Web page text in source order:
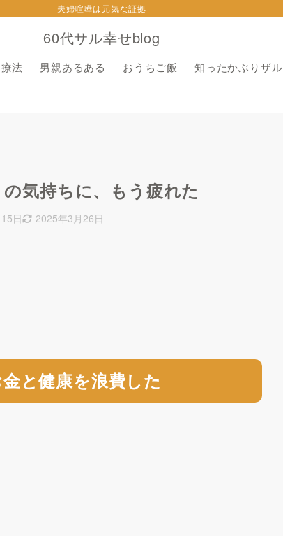
60代サル幸せblog
夫婦喧嘩は元気な証拠
法 男親あるある おうちご飯 知ったかぶりザル
気持ちに、もう疲れた
日 2025年3月26日
と健康を浪費した